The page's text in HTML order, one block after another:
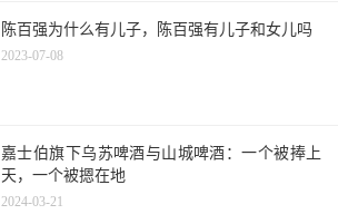
陈百强为什么有儿子，陈百强有儿子和女儿吗
2023-07-08
嘉士伯旗下乌苏啤酒与山城啤酒：一个被捧上
天，一个被摁在地
2024-03-21